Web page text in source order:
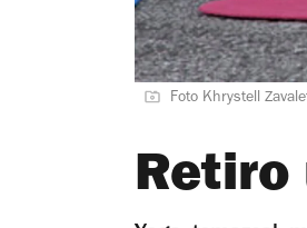
Foto Khrystell
Retiro